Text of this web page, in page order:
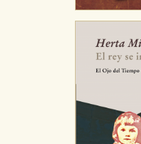
web funcione y no
nuestro sistema. Es
áreas de nuestra
correctamente.
Cookies de
Estas cookies se
de navegación y
nuestro sitio web.
servicios para que
vez que nos visita.
tanto, es anónima.